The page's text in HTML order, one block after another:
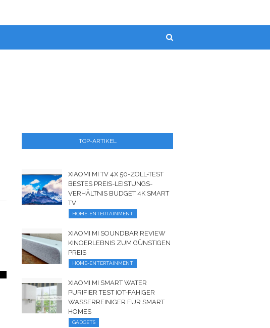
TOP-ARTIKEL
XIAOMI MI TV 4X 50-ZOLL-TEST
BESTES PREIS-LEISTUNGS-
VERHÄLTNIS BUDGET 4K SMART
TV
HOME-ENTERTAINMENT
XIAOMI MI SOUNDBAR REVIEW
KINOERLEBNIS ZUM GÜNSTIGEN
PREIS
HOME-ENTERTAINMENT
XIAOMI MI SMART WATER
PURIFIER TEST IOT-FÄHIGER
WASSERREINIGER FÜR SMART
HOMES
GADGETS